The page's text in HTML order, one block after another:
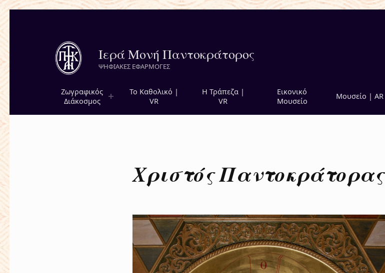
Ιερά Μονή Παντοκράτορος
ΨΗΦΙΑΚΕΣ ΕΦΑΡΜΟΓΕΣ
Ζωγραφικός
Διάκοσμος
Το Καθολικό |
VR
Η Τράπεζα |
VR
Εικονικό
Μουσείο
Μουσείο | AR
Χριστός Παντοκράτορας